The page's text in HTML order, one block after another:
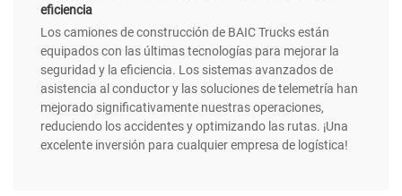
eficiencia
Los camiones de construcción de BAIC Trucks están
equipados con las últimas tecnologías para mejorar la
seguridad y la eficiencia. Los sistemas avanzados de
asistencia al conductor y las soluciones de telemetría han
mejorado significativamente nuestras operaciones,
reduciendo los accidentes y optimizando las rutas. ¡Una
excelente inversión para cualquier empresa de logística!